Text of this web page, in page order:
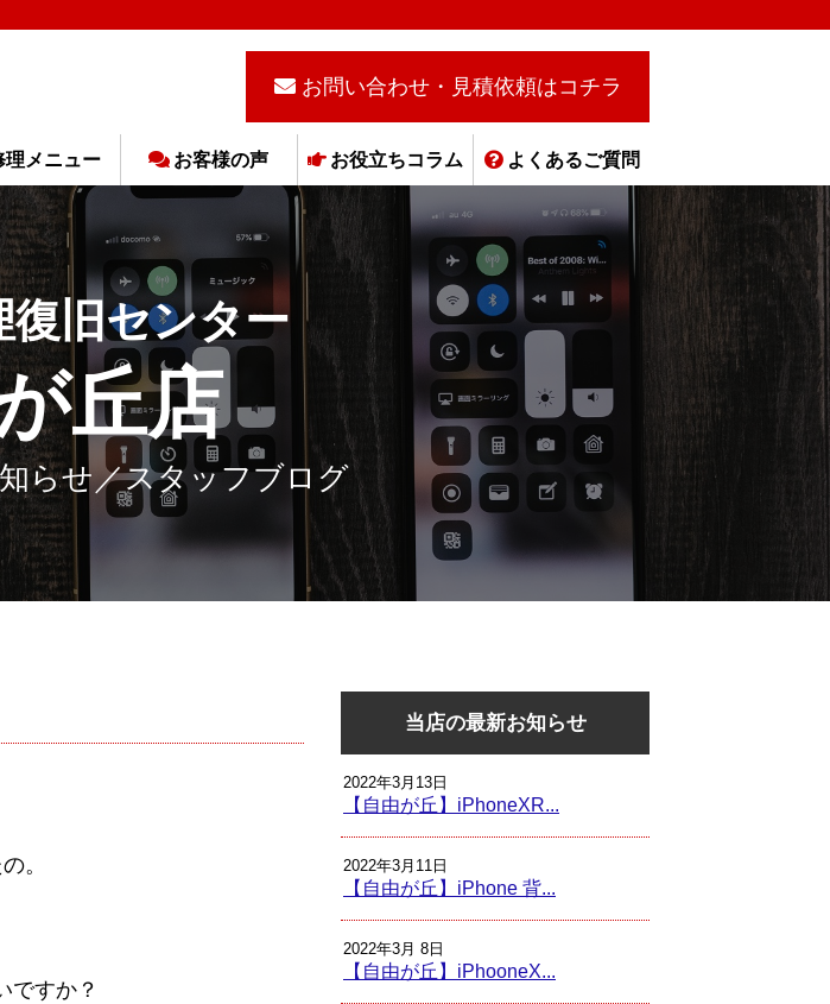
お問い合わせ・見積依頼はコチラ
理メニュー お客様の声 お役立ちコラム よくあるご質問
旧センター
丘店
らせ／スタッフブログ
。
ですか？
当店の最新お知らせ
2022年3月13日
【自由が丘】iPhoneXR...
2022年3月11日
【自由が丘】iPhone 背...
2022年3月 8日
【自由が丘】iPhooneX...